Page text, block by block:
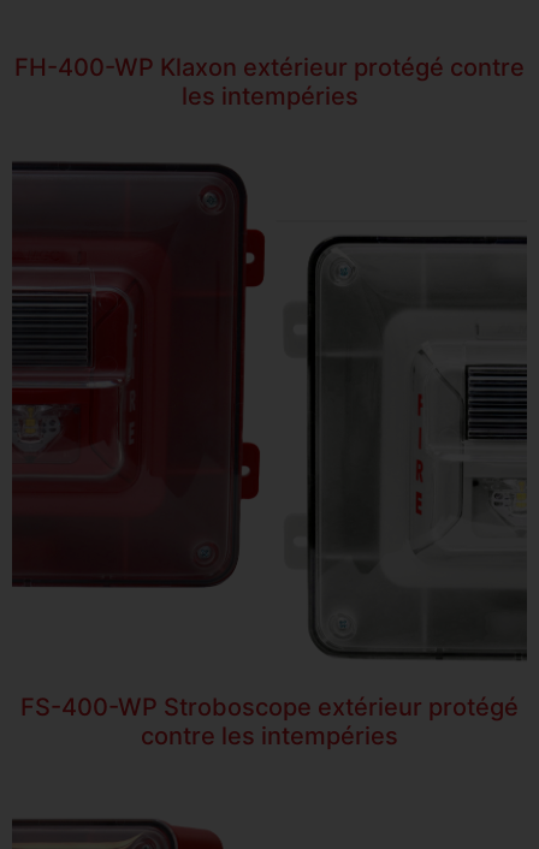
FH-400-WP Klaxon extérieur protégé contre
les intempéries
FS-400-WP Stroboscope extérieur protégé
contre les intempéries